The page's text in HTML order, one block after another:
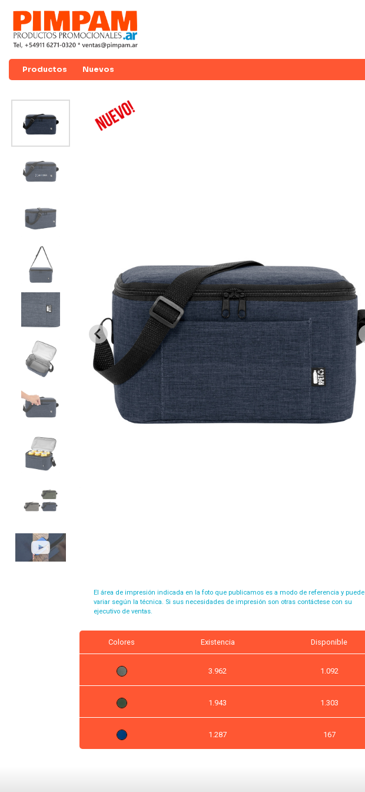
Productos Nuevos
El área de impresión indicada en la foto que publicamos es a modo de referencia y puede
variar según la técnica. Si sus necesidades de impresión son otras contáctese con su
ejecutivo de ventas.
Colores Existencia Disponible
3.962 1.092
1.943 1.303
1.287 167